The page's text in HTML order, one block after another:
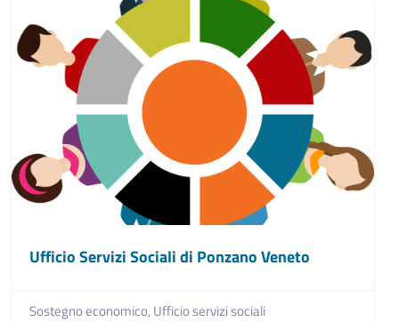
Ufficio Servizi Sociali di Ponzano Veneto
Sostegno economico,Ufficio servizi sociali